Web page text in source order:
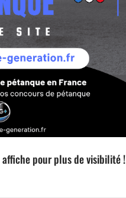
pour plus de visibilité !